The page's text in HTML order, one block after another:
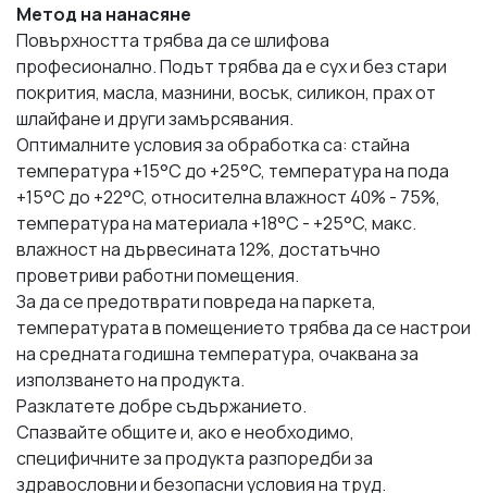
Метод на нанасяне
Повърхността трябва да се шлифова
професионално. Подът трябва да е сух и без стари
покрития, масла, мазнини, восък, силикон, прах от
шлайфане и други замърсявания.
Оптималните условия за обработка са: стайна
температура +15°C до +25°C, температура на пода
+15°C до +22°C, относителна влажност 40% - 75%,
температура на материала +18°C - +25°C, макс.
влажност на дървесината 12%, достатъчно
проветриви работни помещения.
За да се предотврати повреда на паркета,
температурата в помещението трябва да се настрои
на средната годишна температура, очаквана за
използването на продукта.
Разклатете добре съдържанието.
Спазвайте общите и, ако е необходимо,
специфичните за продукта разпоредби за
здравословни и безопасни условия на труд.